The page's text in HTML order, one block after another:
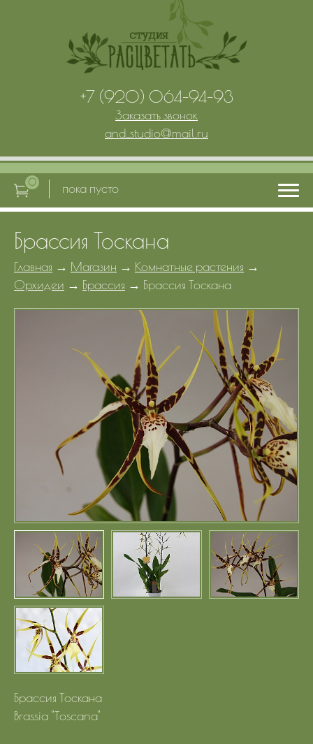
Брассия Тоскана
Главная → Магазин → Комнатные растения →
Орхидеи → Брассия → Брассия Тоскана
Брассия Тоскана
Brassia "Toscana"
+7 (920) 064-94-93
Заказать звонок
and_studio@mail.ru
0 пока пусто
Главная
Услуги
Портфолио
Цены
Контакты